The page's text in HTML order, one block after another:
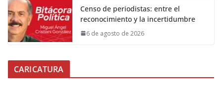
Censo de periodistas: entre el
reconocimiento y la incertidumbre
6 de agosto de 2026
CARICATURA